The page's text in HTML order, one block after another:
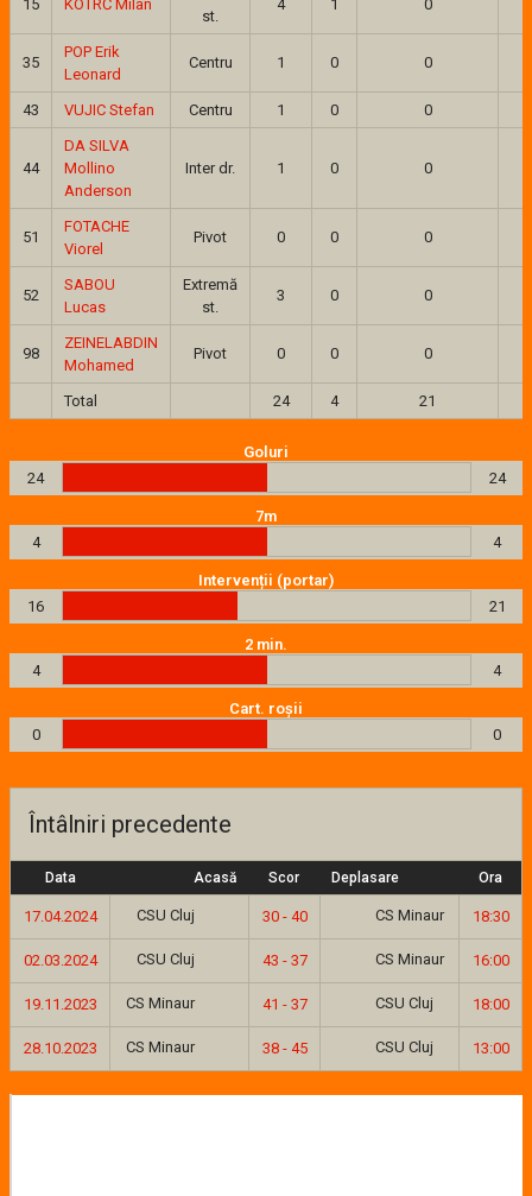
15 KOTRČ Milan
st.
4 1 0
35
POP Erik
Leonard
Centru 1 0 0
43 VUJIC Stefan Centru 1 0 0
44
DA SILVA
Mollino
Anderson
Inter dr. 1 0 0
51
FOTACHE
Viorel
Pivot 0 0 0
52
SABOU
Lucas
Extremă
st.
3 0 0
98
ZEINELABDIN
Mohamed
Pivot 0 0 0
Total 24 4 21
Goluri
24
24
7m
4
4
Intervenții (portar)
16
21
2 min.
4
4
Cart. roșii
0
0
Întâlniri precedente
Data Acasă Scor Deplasare Ora
17.04.2024 CSU Cluj 30 - 40 CS Minaur 18:30
02.03.2024 CSU Cluj 43 - 37 CS Minaur 16:00
19.11.2023 CS Minaur 41 - 37 CSU Cluj 18:00
28.10.2023 CS Minaur 38 - 45 CSU Cluj 13:00